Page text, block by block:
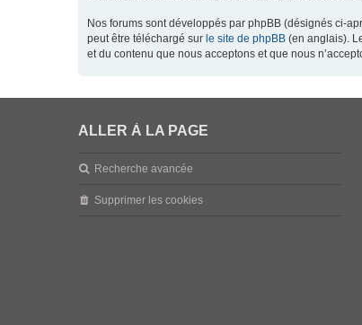
Nos forums sont développés par phpBB (désignés ci-
peut être téléchargé sur le site de phpBB (en anglais).
et du contenu que nous acceptons et que nous
ALLER À LA PAGE
Recherche avancée
Supprimer les cookies